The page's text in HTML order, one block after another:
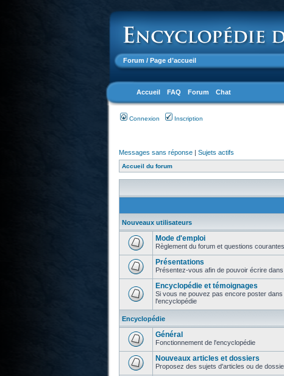
Forum / Page d’accueil
Accueil FAQ Forum Chat
Connexion Inscription
Messages sans réponse| Sujets actifs
Accueil du forum
Nouveaux utilisateurs
Mode d'emploi
Règlement du forum et questions courantes
Présentations
Présentez-vous afin de pouvoir écrire
Encyclopédie et témoignages
Si vous ne pouvez pas encore poster
l'encyclopédie
Encyclopédie
Général
Fonctionnement de l'encyclopédie
Nouveaux articles et dossiers
Proposez des sujets d'articles ou de